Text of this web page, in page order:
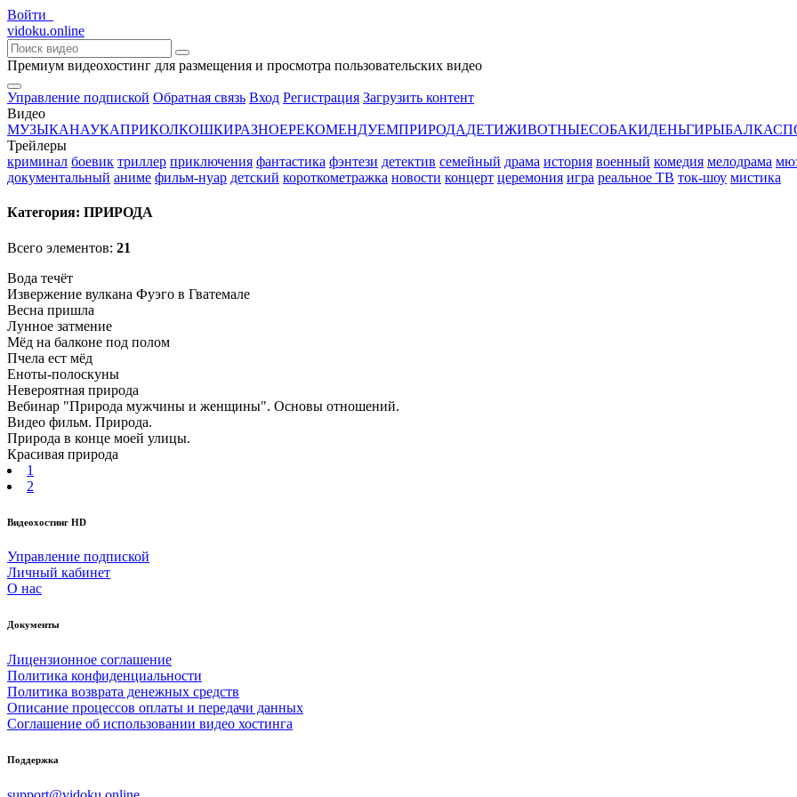
Войти
vidoku.online
Премиум видеохостинг для размещения и просмотра пользовательских видео
Управление подпиской Обратная связь Вход Регистрация Загрузить контент
Видео
МУЗЫКАНАУКАПРИКОЛКОШКИРАЗНОЕРЕКОМЕНДУЕМПРИРОДАДЕТИЖИВОТНЫЕСОБАКИДЕНЬГИРЫБАЛКА
Трейлеры
криминал боевик триллер приключения фантастика фэнтези детектив семейный драма история военный комедия мелодрама
документальный аниме фильм-нуар детский короткометражка новости концерт церемония игра реальное ТВ ток-шоу мистика
Категория: ПРИРОДА
Всего элементов: 21
Вода течёт
Извержение вулкана Фуэго в Гватемале
Весна пришла
Лунное затмение
Мёд на балконе под полом
Пчела ест мёд
Еноты-полоскуны
Невероятная природа
Вебинар "Природа мужчины и женщины". Основы отношений.
Видео фильм. Природа.
Природа в конце моей улицы.
Красивая природа
1
2
Видеохостинг HD
Управление подпиской
Личный кабинет
О нас
Документы
Лицензионное соглашение
Политика конфиденциальности
Политика возврата денежных средств
Описание процессов оплаты и передачи данных
Соглашение об использовании видео хостинга
Поддержка